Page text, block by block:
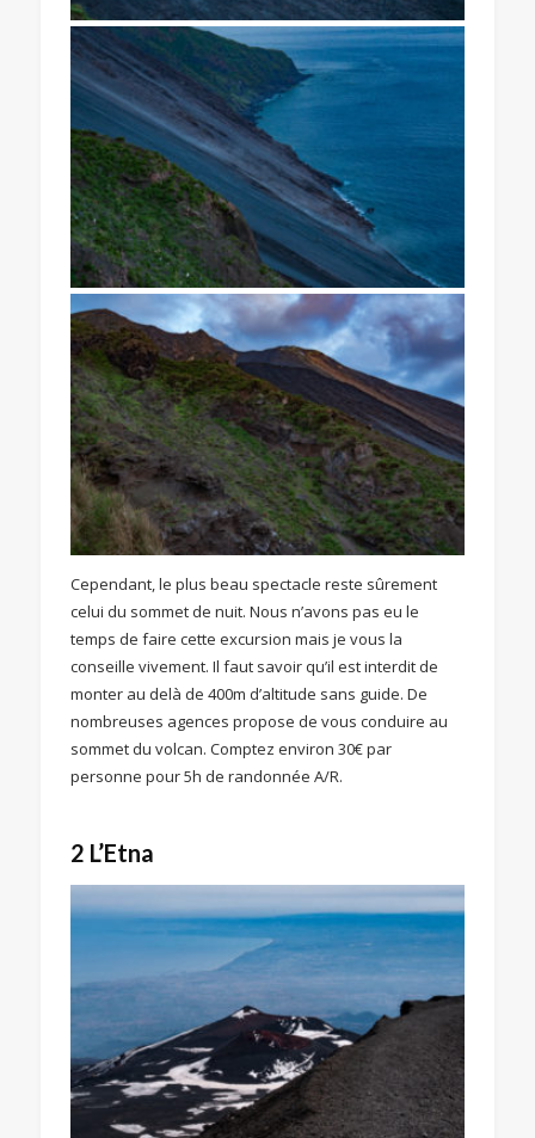
Cependant, le plus beau spectacle reste sûrement
celui du sommet de nuit. Nous n’avons pas eu le
temps de faire cette excursion mais je vous la
conseille vivement. Il faut savoir qu’il est interdit de
monter au delà de 400m d’altitude sans guide. De
nombreuses agences propose de vous conduire au
sommet du volcan. Comptez environ 30€ par
personne pour 5h de randonnée A/R.
2 L’Etna